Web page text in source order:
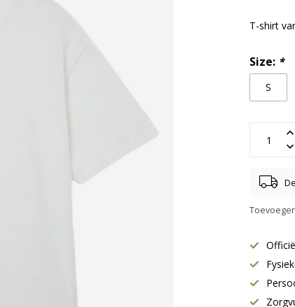
T-shirt
Size: *
S